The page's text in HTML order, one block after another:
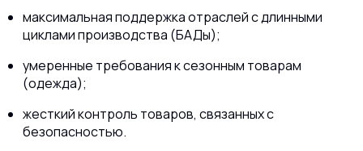
максимальная поддержка отраслей с длинными
циклами производства (БАДы);
умеренные требования к сезонным товарам
(одежда);
жесткий контроль товаров, связанных с
безопасностью.